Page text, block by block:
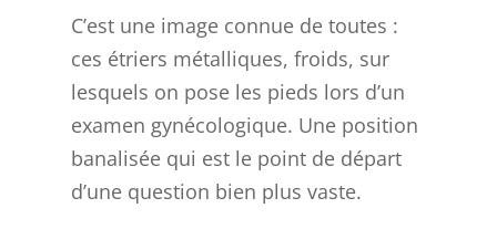
C’est une image connue de toutes :
ces étriers métalliques, froids, sur
lesquels on pose les pieds lors d’un
examen gynécologique. Une position
banalisée qui est le point de départ
d’une question bien plus vaste.